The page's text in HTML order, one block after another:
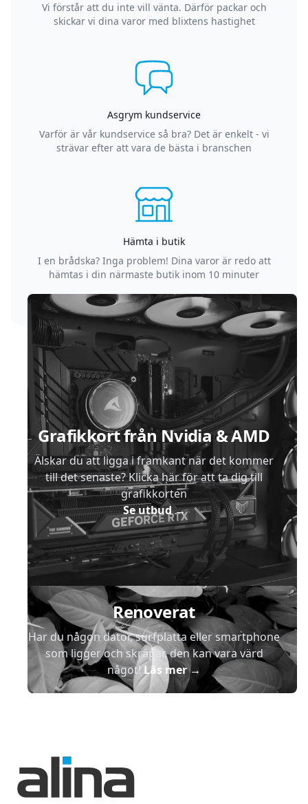
Vi förstår att du inte vill vänta. Därför packar och
skickar vi dina varor med blixtens hastighet
Asgrym kundservice
Varför är vår kundservice så bra? Det är enkelt - vi
strävar efter att vara de bästa i branschen
Hämta i butik
I en brådska? Inga problem! Dina varor är redo att
hämtas i din närmaste butik inom 10 minuter
Grafikkort från Nvidia & AMD
Älskar du att ligga i framkant när det kommer
till det senaste? Klicka här för att ta dig till
grafikkorten
Se utbud→
Renoverat
Har du någon dator, surfplatta eller smartphone
som ligger och skräpar, den kan vara värd
något!Läs mer→